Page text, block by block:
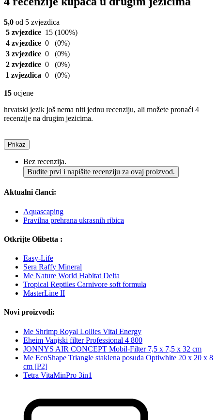
5,0 od 5 zvjezdica
5 zvjezdice 15 (100%)
4 zvjezdice 0
(0%)
3 zvjezdice 0
(0%)
2 zvjezdice 0
(0%)
1 zvjezdica 0 (0%)
15 ocjene
hrvatski jezik još nema niti jednu recenziju, ali možete pronaći 4
recenzije na drugim jezicima.
Prikaz
Bez recenzija.
Budite prvi i napišite recenziju za ovaj proizvod.
Aktualni članci:
Aquascaping
Pravilna prehrana ukrasnih ribica
Otkrijte Olibetta :
Easy-Life
Sera Raffy Mineral
Me Nature World Habitat Delta
Tropical Reptiles Carnivore soft formula
MasterLine II
Novi proizvodi:
Me Shrimp Royal Lollies Vital Energy
Eheim Vanjski filter Professional 4 800
JONNYS AIR CONCEPT Mobil-Filter 7,5 x 7,5 x 32 cm
Me EcoShape Triangle staklena posuda Optiwhite 20 x 20 x 8
cm [P2]
Tetra VitaMinPro 3in1